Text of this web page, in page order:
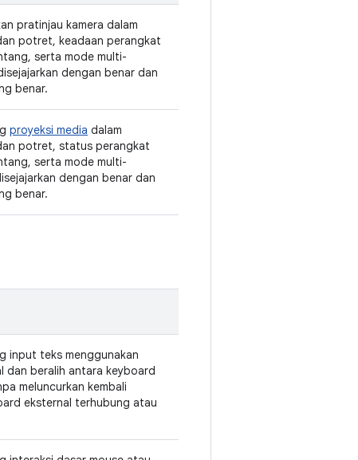
pratinjau kamera dalam
potret, keadaan perangkat
serta mode multi-
dengan benar dan
benar.
proyeksi media dalam
potret, status perangkat
serta mode multi-
dengan benar dan
benar.
input teks menggunakan
dan beralih antara keyboard
meluncurkan kembali
eksternal terhubung atau